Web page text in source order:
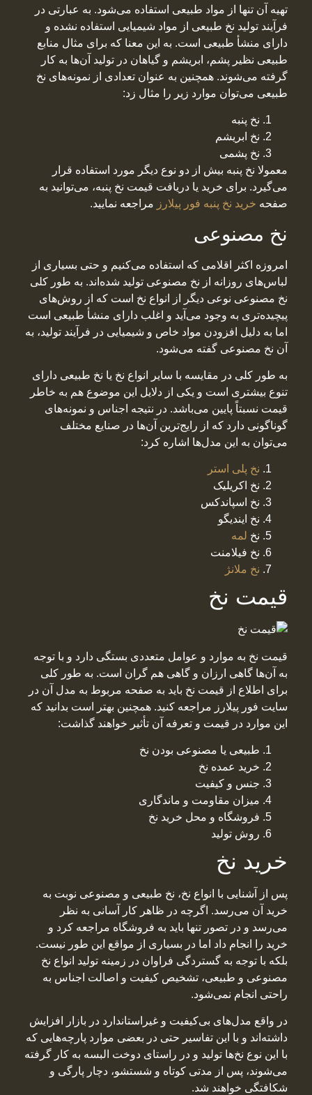
تهیه آن تنها از مواد طبیعی استفاده می‌شود. به عبارتی در
فرآیند تولید نخ طبیعی از مواد شیمیایی استفاده نشده و
دارای منشأ طبیعی است. به این معنا که برای مثال منابع
طبیعی نظیر پشم، ابریشم و گیاهان در تولید آن‌ها به کار
گرفته می‌شوند. همچنین به عنوان تعدادی از نمونه‌های نخ
طبیعی می‌توان موارد زیر را مثال زد:
نخ پنبه
نخ ابریشم
نخ پشمی
معمولا نخ پنبه بیش از دو نوع دیگر مورد استفاده قرار
می‌گیرد. برای خرید یا دریافت قیمت نخ پنبه، می‌توانید به
صفحه خرید نخ پنبه فور پیلارز مراجعه نمایید.
نخ مصنوعی
امروزه اکثر اقلامی که استفاده می‌کنیم و حتی بسیاری از
لباس‌های روزانه از نخ مصنوعی تولید شده‌اند. به طور کلی
نخ مصنوعی نوعی دیگر از انواع نخ است که از روش‌های
پیچیده‌تری به وجود می‌آید و اغلب دارای منشأ طبیعی است
اما به دلیل افزودن مواد خاص و شیمیایی در فرآیند تولید، به
آن نخ مصنوعی گفته می‌شود.
به طور کلی در مقایسه با سایر انواع نخ یا نخ طبیعی دارای
تنوع بیشتری است و یکی از دلایل این موضوع هم به خاطر
قیمت نسبتاً پایین می‌باشد. در نتیجه اجناس و نمونه‌های
گوناگونی دارد که از رایج‌ترین آن‌ها در صنایع مختلف
می‌توان به این مدل‌ها اشاره کرد:
نخ پلی استر
نخ اکریلیک
نخ اسپاندکس
نخ ایندیگو
نخ لمه
نخ فیلامنت
نخ ملانژ
قیمت نخ
قیمت نخ به موارد و عوامل متعددی بستگی دارد و با توجه
به آن‌ها گاهی ارزان و گاهی هم گران است. به طور کلی
برای اطلاع از قیمت نخ باید به صفحه مربوط به مدل آن در
سایت فور پیلارز مراجعه کنید. همچنین بهتر است بدانید که
این موارد در قیمت و تعرفه آن تأثیر خواهند گذاشت:
طبیعی یا مصنوعی بودن نخ
خرید عمده نخ
جنس و کیفیت
میزان مقاومت و ماندگاری
فروشگاه و محل خرید نخ
روش تولید
خرید نخ
پس از آشنایی با انواع نخ، نخ طبیعی و مصنوعی نوبت به
خرید آن می‌رسد. اگرچه در ظاهر کار آسانی به نظر
می‌رسد و در تصور تنها باید به فروشگاه مراجعه کرد و
خرید را انجام داد اما در بسیاری از مواقع این طور نیست.
بلکه با توجه به گستردگی فراوان در زمینه تولید انواع نخ
مصنوعی و طبیعی، تشخیص کیفیت و اصالت اجناس به
راحتی انجام نمی‌شود.
در واقع مدل‌های بی‌کیفیت و غیراستاندارد در بازار افزایش
داشته‌اند و با این تفاسیر حتی در بعضی موارد پارچه‌هایی که
با این نوع نخ‌ها تولید و در راستای دوخت البسه به کار گرفته
می‌شوند، پس از مدتی کوتاه و شستشو، دچار پارگی و
شکافتگی خواهند شد.